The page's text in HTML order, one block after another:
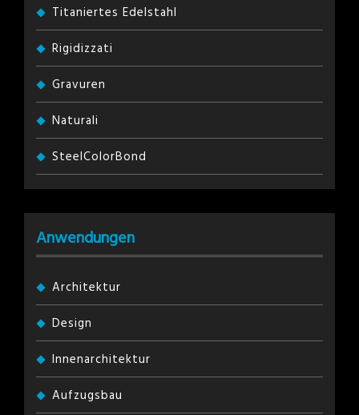
Titaniertes Edelstahl
Rigidizzati
Gravuren
Naturali
SteelColorBond
Anwendungen
Architektur
Design
Innenarchitektur
Aufzugsbau